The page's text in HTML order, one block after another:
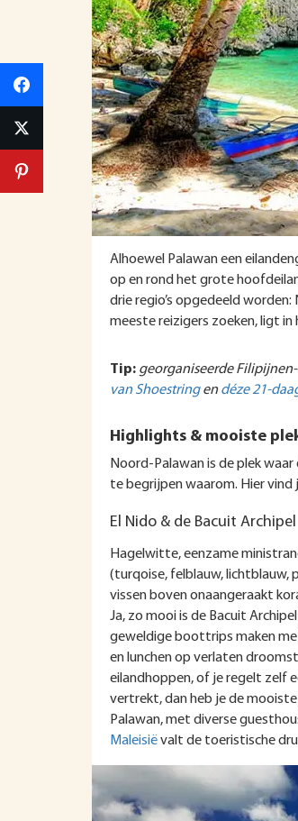
Alhoewel Palawan een
op en rond het grote
drie regio’s opgedeeld
meeste reizigers zoeken, ligt in
Tip: georganiseerde
van Shoestringendéze 21-
Highlights & mooiste
Noord-Palawan is de plek
te begrijpen waarom. Hier
El Nido & de Bacuit Archipel
Hagelwitte, eenzame
(turqoise, felblauw, lichtblauw,
vissen boven onaangeraakt
Ja, zo mooi is de Bacuit
geweldige boottrips maken
en lunchen op verlaten
eilandhoppen, of je regelt zelf
vertrekt, dan heb je de
Palawan, met diverse
Maleisiëvalt de toeristische